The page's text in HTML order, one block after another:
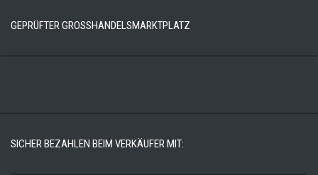
GEPRÜFTER GROSSHANDELSMARKTPLATZ
SICHER BEZAHLEN BEIM VERKÄUFER MIT: